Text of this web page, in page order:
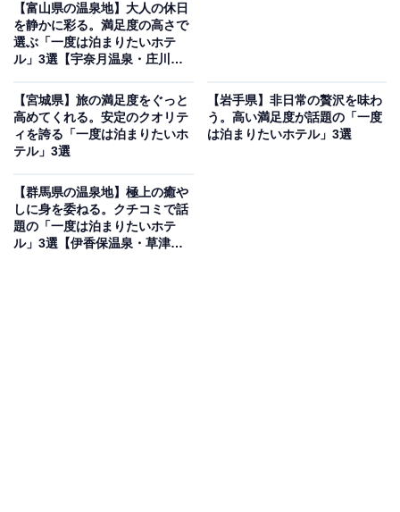
「原鶴温泉 原鶴の舞」は、全室が源泉風呂付の特別室と
いう贅沢な湯宿です。筑後川を望む客室には、弱アルカ
湯」が注がれ、好きな時に心ゆくまで名湯を堪能できま
す。食事は「九州産A5黒毛和牛フィレステーキ」を中心
に、朝倉市やうきは市の旬の食材を活かした料理が味わ
【富山県の温泉地】大人の休日
を静かに彩る。満足度の高さで
選ぶ「一度は泊まりたいホテ
ル」3選【宇奈月温泉・庄川温
【宮城県】旅の満足度をぐっと
高めてくれる。安定のクオリテ
ィを誇る「一度は泊まりたいホ
テル」3選
【岩手県】非日常の贅沢を味わ
う。高い満足度が話題の「一度
は泊まりたいホテル」3選
【群馬県の温泉地】極上の癒や
しに身を委ねる。クチコミで話
題の「一度は泊まりたいホテ
ル」3選【伊香保温泉・草津温